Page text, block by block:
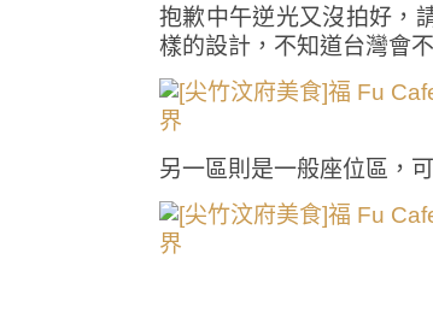
抱歉中午逆光又沒拍好，
樣的設計，不知道台灣會
另一區則是一般座位區，